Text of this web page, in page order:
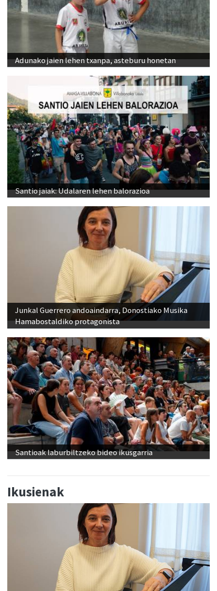
Adunako jaien lehen txanpa, asteburu honetan
Santio jaiak: Udalaren lehen balorazioa
Junkal Guerrero andoaindarra, Donostiako Musika
Hamabostaldiko protagonista
Santioak laburbiltzeko bideo ikusgarria
Ikusienak